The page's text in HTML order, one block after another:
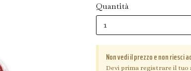
Quantità
Non vedi il prezzo e non riesci
Devi prima registrare il tuo